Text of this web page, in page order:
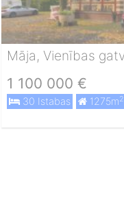
1 100 000 €
30 Istabas 1275m2